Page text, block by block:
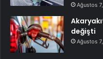
Ağustos
değişti
Ağustos